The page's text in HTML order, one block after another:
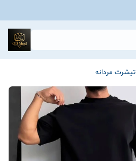
تیشرت مردانه